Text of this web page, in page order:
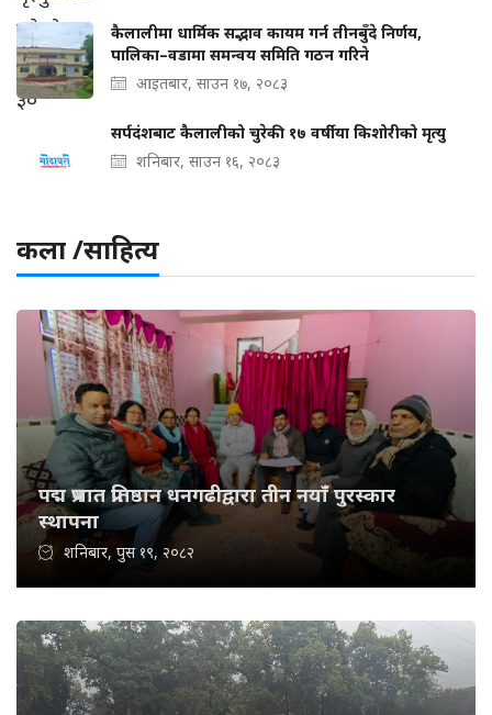
कैलालीमा धार्मिक सद्भाव कायम गर्न तीनबुँदे निर्णय,
पालिका–वडामा समन्वय समिति गठन गरिने
आइतबार, साउन १७, २०८३
सर्पदंशबाट कैलालीको चुरेकी १७ वर्षीया किशोरीको मृत्यु
शनिबार, साउन १६, २०८३
कला /साहित्य
पद्म प्रभात प्रतिष्ठान धनगढीद्वारा तीन नयाँ पुरस्कार
स्थापना
शनिबार, पुस १९, २०८२